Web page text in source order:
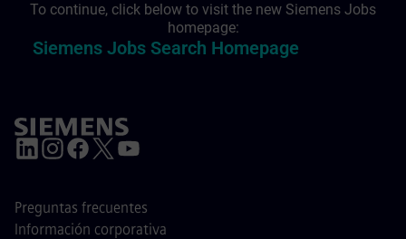
To continue, click below to visit the new Siemens Jobs
homepage:
Siemens Jobs Search Homepage
Preguntas frecuentes
Información corporativa